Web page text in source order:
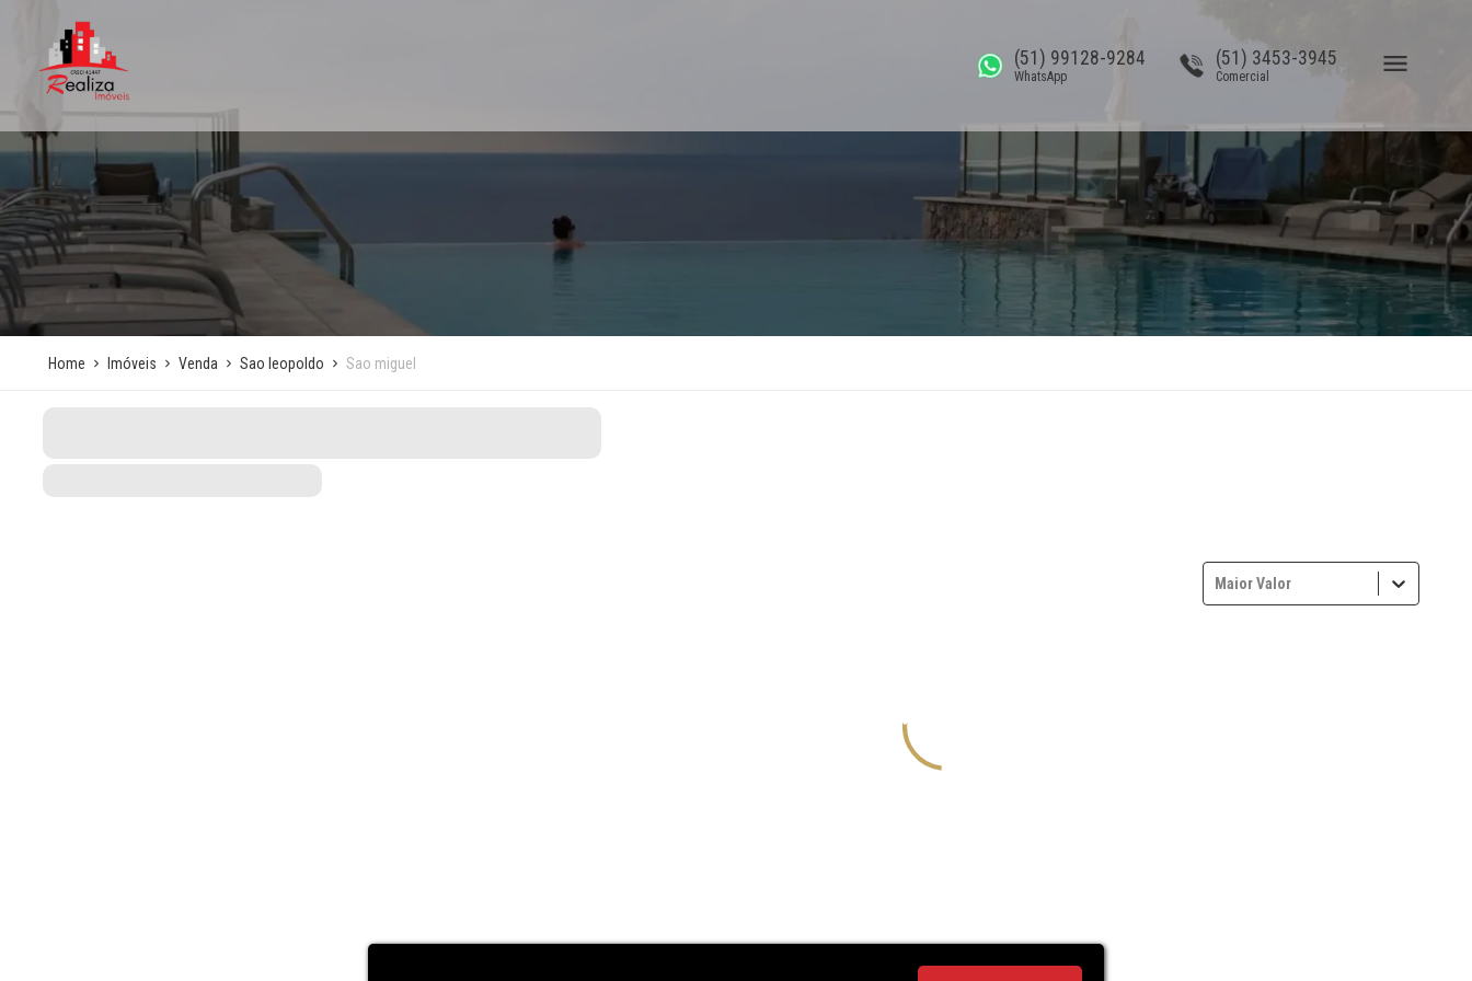
(51) 99128-9284
WhatsApp
(51) 3453-3945
Comercial
Home Imóveis Venda Sao leopoldo Sao miguel
Maior Valor